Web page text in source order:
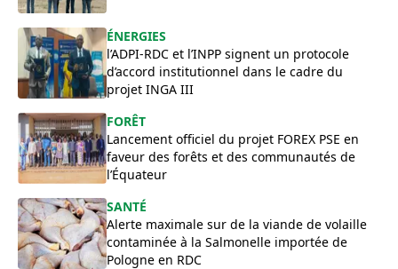
ÉNERGIES
l’ADPI-RDC et l’INPP signent un protocole
d’accord institutionnel dans le cadre du
projet INGA III
FORÊT
Lancement officiel du projet FOREX PSE en
faveur des forêts et des communautés de
l’Équateur
SANTÉ
Alerte maximale sur de la viande de volaille
contaminée à la Salmonelle importée de
Pologne en RDC